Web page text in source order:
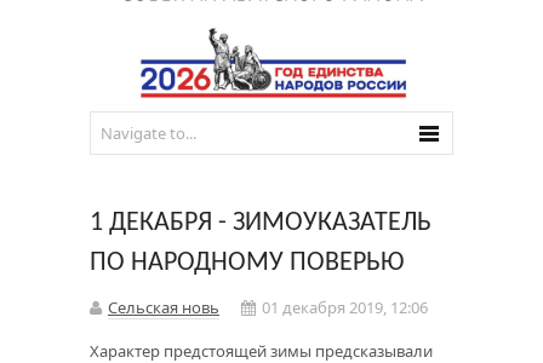
1 ДЕКАБРЯ - ЗИМОУКАЗАТЕЛЬ
ПО НАРОДНОМУ ПОВЕРЬЮ
Сельская новь
01 декабря 2019, 12:06
Характер предстоящей зимы предсказывали